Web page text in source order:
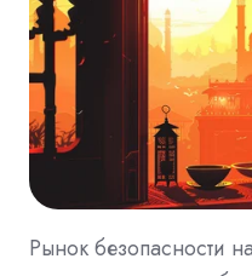
Рынок безопасности